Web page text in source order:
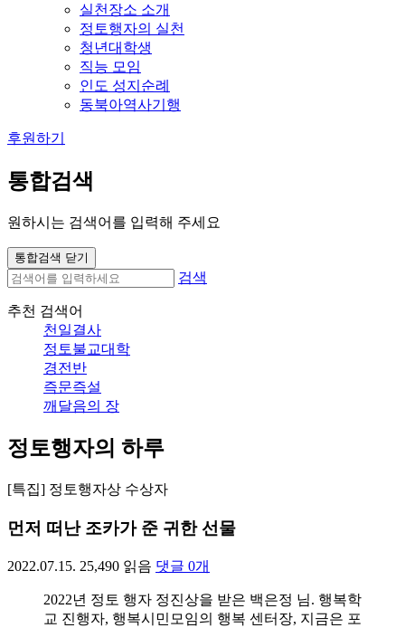
실천장소 소개
정토행자의 실천
청년대학생
직능 모임
인도 성지순례
동북아역사기행
후원하기
통합검색
원하시는 검색어를 입력해 주세요
통합검색 닫기
검색
추천 검색어
천일결사
정토불교대학
경전반
즉문즉설
깨달음의 장
정토행자의 하루
[특집] 정토행자상 수상자
먼저 떠난 조카가 준 귀한 선물
2022.07.15. 25,490 읽음 댓글 0개
2022년 정토 행자 정진상을 받은 백은정 님. 행복학
교 진행자, 행복시민모임의 행복 센터장, 지금은 포